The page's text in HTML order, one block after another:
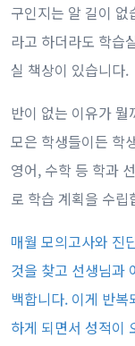
구인지는 알 길이 없
라고 하더라도 학습
실 책상이 있습니다.
반이 없는 이유가
모은 학생들이든 학
영어, 수학 등 학과
로 학습 계획을 수립
매월 모의고사와 진
것을 찾고 선생님과
백합니다. 이게 반
하게 되면서 성적이